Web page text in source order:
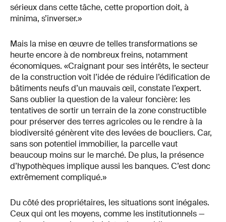
sérieux dans cette tâche, cette proportion doit, à
minima, s’inverser.»
Mais la mise en œuvre de telles transformations se
heurte encore à de nombreux freins, notamment
économiques. «Craignant pour ses intérêts, le secteur
de la construction voit l’idée de réduire l’édification de
bâtiments neufs d’un mauvais œil, constate l’expert.
Sans oublier la question de la valeur foncière: les
tentatives de sortir un terrain de la zone constructible
pour préserver des terres agricoles ou le rendre à la
biodiversité génèrent vite des levées de boucliers. Car,
sans son potentiel immobilier, la parcelle vaut
beaucoup moins sur le marché. De plus, la présence
d’hypothèques implique aussi les banques. C’est donc
extrêmement compliqué.»
Du côté des propriétaires, les situations sont inégales.
Ceux qui ont les moyens, comme les institutionnels —